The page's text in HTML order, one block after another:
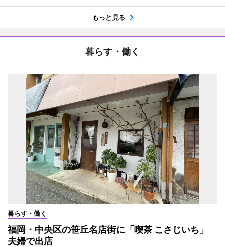
もっと見る
暮らす・働く
暮らす・働く
福岡・中央区の笹丘名店街に「喫茶 こさじいち」
夫婦で出店